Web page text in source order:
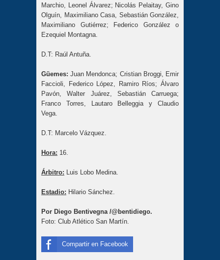
Marchio, Leonel Álvarez; Nicolás Pelaitay, Gino
Olguín, Maximiliano Casa, Sebastián González,
Maximiliano Gutiérrez; Federico González o
Ezequiel Montagna.
D.T: Raúl Antuña.
Güemes:Juan Mendonca; Cristian Broggi, Emir
Faccioli, Federico López, Ramiro Ríos; Álvaro
Pavón, Walter Juárez, Sebastián Carruega;
Franco Torres, Lautaro Belleggia y Claudio
Vega.
D.T: Marcelo Vázquez.
Hora: 16.
Árbitro: Luis Lobo Medina.
Estadio: Hilario Sánchez.
Por Diego Bentivegna /@bentidiego.
Foto: Club Atlético San Martín.
Compartir en Facebook